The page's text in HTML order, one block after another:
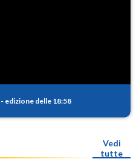
- edizione delle 18:58
Vedi
tutte